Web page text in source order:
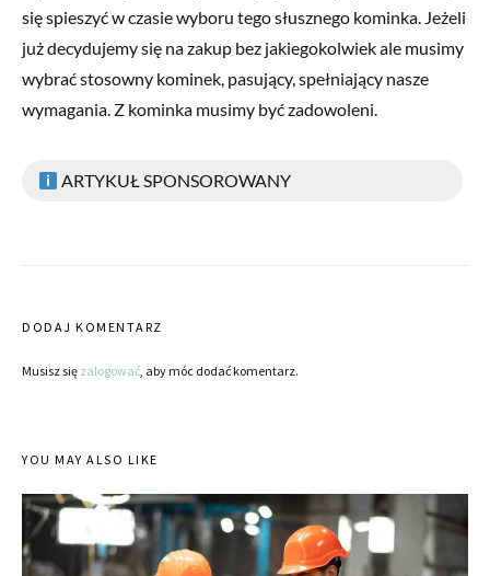
się spieszyć w czasie wyboru tego słusznego kominka. Jeżeli
już decydujemy się na zakup bez jakiegokolwiek ale musimy
wybrać stosowny kominek, pasujący, spełniający nasze
wymagania. Z kominka musimy być zadowoleni.
ARTYKUŁ SPONSOROWANY
DODAJ KOMENTARZ
Musisz się zalogować, aby móc dodać komentarz.
YOU MAY ALSO LIKE